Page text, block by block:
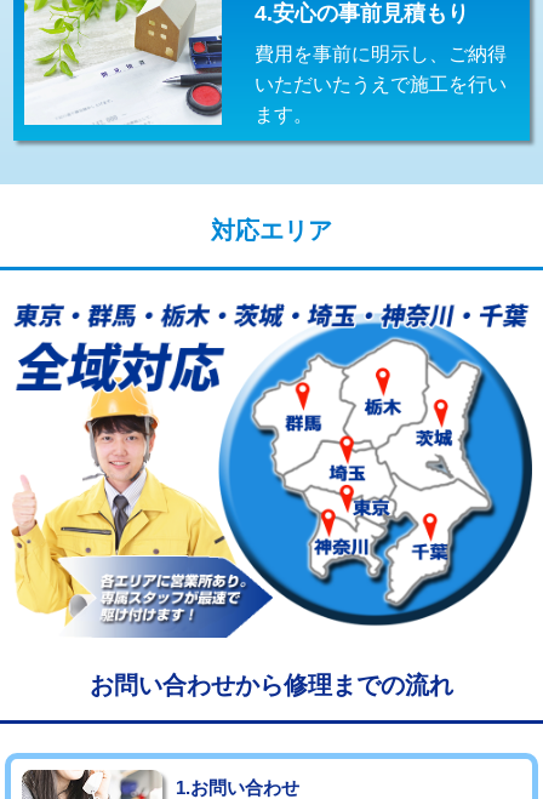
給水管工事※（バンド止め)
給水管工事※（支持金具設置) 5,500円
給水管工事※（保温材使用（バンド止
5,500円
用/3ｍまで)
給水管工事※（塩ビ管（VP・HI）使
用（追加）/3ｍ超え)
+8,800円
給水管工事※（ライニング鋼管・銅
管・ポリ管・HT管使用/3ｍまで)
44,000円
給水管工事※（ライニング鋼管・銅
管・ポリ管・HT管使用/3ｍ超え)
+8,800円
マス交換（土の掘削・埋め戻し作業） 11,000円~
マス交換（深さ50㎝未満） 55,000円
マス交換（深さ50㎝以上） 66,000円
コンクリート斫り（厚さ10㎝まで） 27,500円
コンクリート斫り（厚さ10㎝超え）
4.安心の事前見積もり
費用を事前に明示し、ご納得
いただいたうえで施工を行い
ます。
対応エリア
お問い合わせから修理までの流れ
1.お問い合わせ